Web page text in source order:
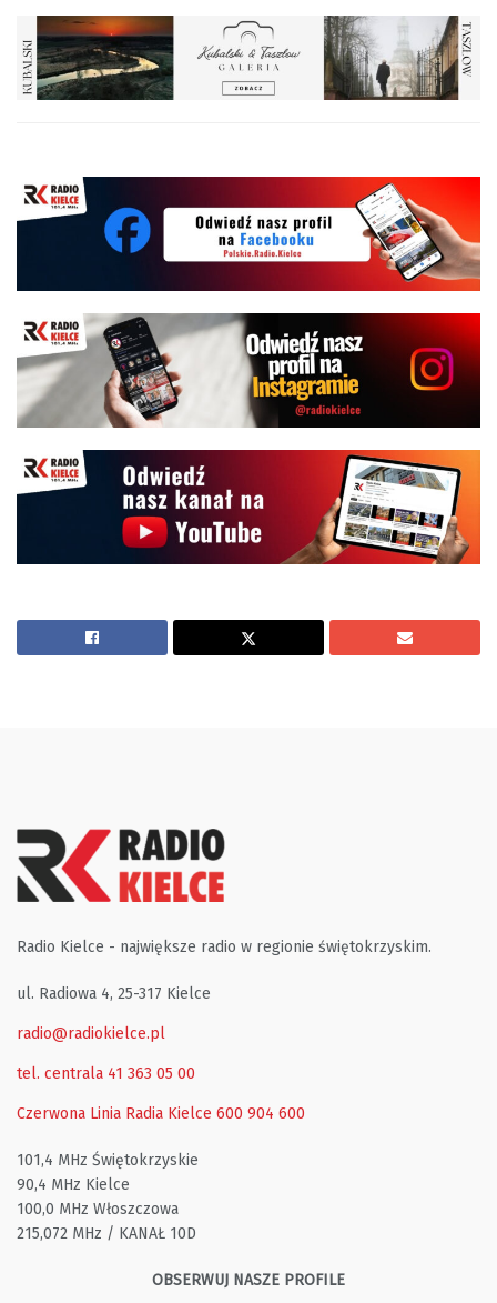
Radio Kielce - największe radio w regionie świętokrzyskim.
ul. Radiowa 4, 25-317 Kielce
radio@radiokielce.pl
tel. centrala 41 363 05 00
Czerwona Linia Radia Kielce 600 904 600
101,4 MHz Świętokrzyskie
90,4 MHz Kielce
100,0 MHz Włoszczowa
215,072 MHz / KANAŁ 10D
OBSERWUJ NASZE PROFILE